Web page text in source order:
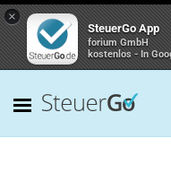
×
SteuerGo App
forium GmbH
kostenlos - In